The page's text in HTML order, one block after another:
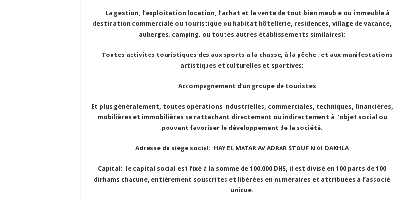
La gestion, l’exploitation location, l’achat et la vente de tout bien meuble ou immeuble à
destination commerciale ou touristique ou habitat hôtellerie, résidences, village de vacance,
auberges, camping, ou toutes autres établissements similaires):
Toutes activités touristiques des aux sports a la chasse, à la pêche ; et aux manifestations
artistiques et culturelles et sportives:
Accompagnement d’un groupe de touristes
Et plus généralement, toutes opérations industrielles, commerciales, techniques, financières,
mobilières et immobilières se rattachant directement ou indirectement à l’objet social ou
pouvant favoriser le développement de la société.
Adresse du siège social: HAY EL MATAR AV ADRAR STOUF N 01 DAKHLA
Capital: le capital social est fixé à la somme de 100.000 DHS, il est divisé en 100 parts de 100
dirhams chacune, entièrement souscrites et libérées en numéraires et attribuées à l’associé
unique.